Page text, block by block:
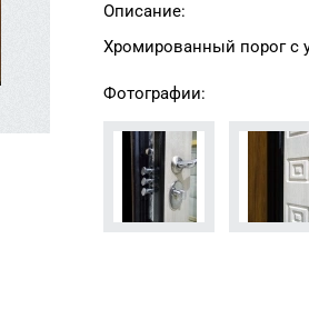
Описание:
Хромированный порог с
Фотографии: